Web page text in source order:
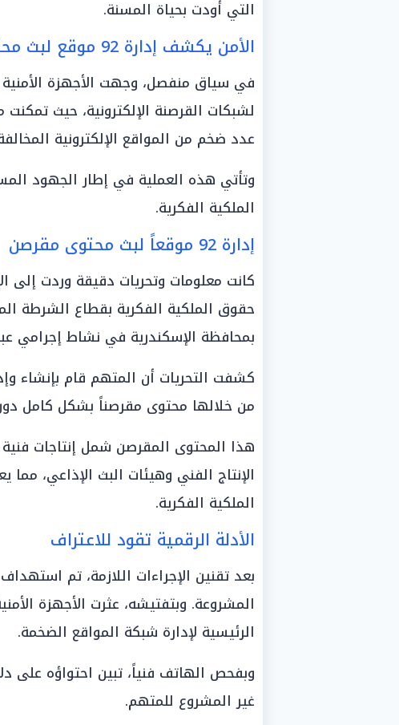
التي أودت بحياة المسنة.
الأمن يكشف إدارة 92 موقع لبث محتوى مقرصن بالإسكندرية
في سياق منفصل، وجهت الأجهزة الأمنية
لشبكات القرصنة الإلكترونية، حيث
عدد ضخم من المواقع الإلكترونية
وتأتي هذه العملية في إطار الجهود
الملكية الفكرية.
إدارة 92 موقعاً لبث محتوى مقرصن
كانت معلومات وتحريات دقيقة وردت إلى
حقوق الملكية الفكرية بقطاع الشرطة
بمحافظة الإسكندرية في نشاط إجرامي عبر
من خلالها محتوى مقرصناً بشكل كامل
هذا المحتوى المقرصن شمل إنتاجات
الإنتاج الفني وهيئات البث الإذاعي،
الملكية الفكرية.
الأدلة الرقمية تقود للاعتراف
بعد تقنين الإجراءات اللازمة، تم
المشروعة. وبتفتيشه، عثرت الأجهزة
الرئيسية لإدارة شبكة المواقع الضخمة.
وبفحص الهاتف فنياً، تبين احتواؤه على
غير المشروع للمتهم.